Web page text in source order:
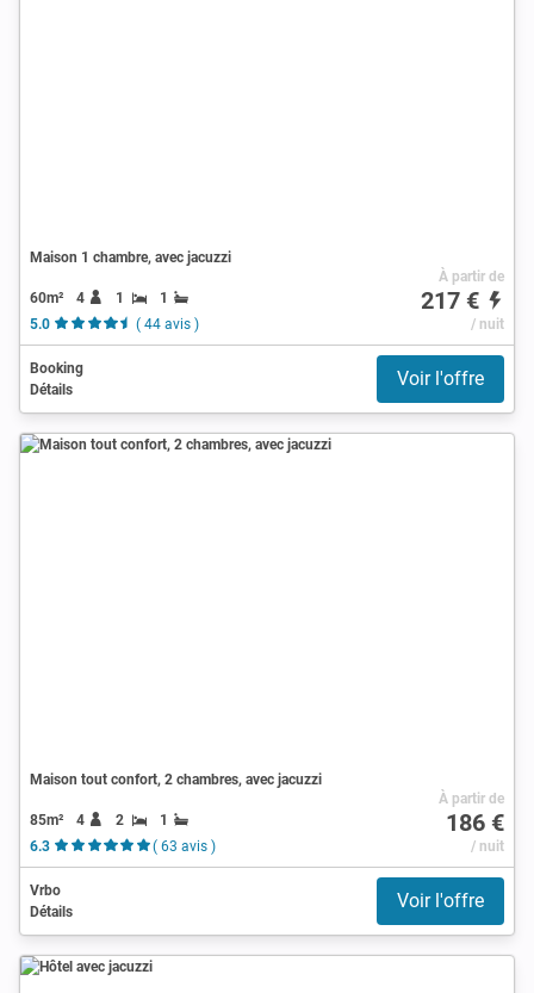
Maison 1 chambre, avec jacuzzi
60m² 4 1
1
5.0
( 44 avis )
À partir de
217 €
/ nuit
Booking
Détails
Voir l'offre
Maison tout confort, 2 chambres, avec jacuzzi
85m² 4 2
1
6.3
( 63 avis )
À partir de
186 €
/ nuit
Vrbo
Détails
Voir l'offre